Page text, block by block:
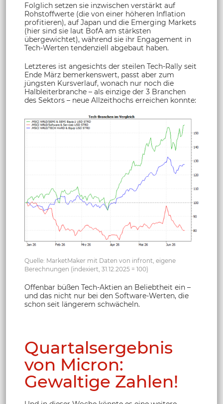
Folglich setzen sie inzwischen verstärkt auf
Rohstoffwerte (die von einer höheren Inflation
profitieren), auf Japan und die Emerging Markets
(hier sind sie laut BofA am stärksten
übergewichtet), während sie ihr Engagement in
Tech-Werten tendenziell abgebaut haben.
Letzteres ist angesichts der steilen Tech-Rally seit
Ende März bemerkenswert, passt aber zum
jüngsten Kursverlauf, wonach nur noch die
Halbleiterbranche – als einzige der 3 Branchen
des Sektors – neue Allzeithochs erreichen konnte:
Quelle: MarketMaker mit Daten von infront, eigene
Berechnungen (indexiert, 31.12.2025 = 100)
Offenbar büßen Tech-Aktien an Beliebtheit ein –
und das nicht nur bei den Software-Werten, die
schon seit längerem schwächeln.
Quartalsergebnis
von Micron:
Gewaltige Zahlen!